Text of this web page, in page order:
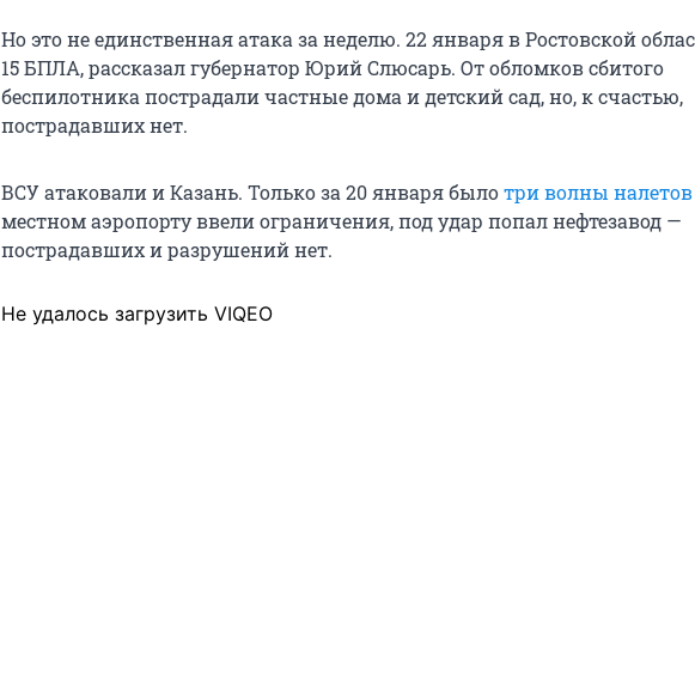
Но это не единственная атака за неделю. 22 января в Ростовской
15 БПЛА, рассказал губернатор Юрий Слюсарь. От обломков сбитого
беспилотника пострадали частные дома и детский сад, но, к счастью,
пострадавших нет.
ВСУ атаковали и Казань. Только за 20 января былотри волны
местном аэропорту ввели ограничения, под удар попал нефтезавод —
пострадавших и разрушений нет.
Не удалось загрузить VIQEO